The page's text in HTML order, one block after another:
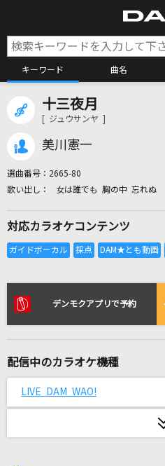
キーワード 曲名
全国り
マカロニえんぴつ
高橋洋子
十三夜月
[ ジュウサンヤ ]
美川憲一
選曲番号： 2665-80
女は誰でも 胸の中 忘れぬ
対応カラオケコンテンツ
デンモクアプリで予約
配信中のカラオケ機種
LIVE DAM WAO!